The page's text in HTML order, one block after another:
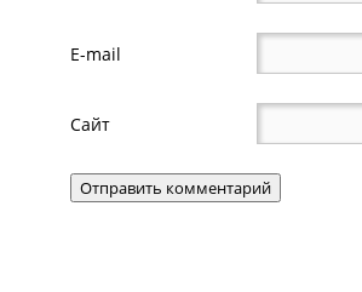
E-mail
Сайт